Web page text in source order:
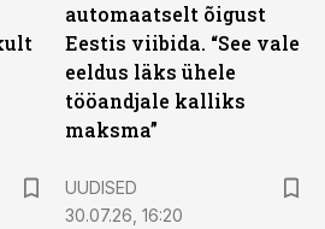
automaatselt õigust
Eestis viibida. “See vale
eeldus läks ühele
tööandjale kalliks
maksma”
UUDISED
30.07.26, 16:20